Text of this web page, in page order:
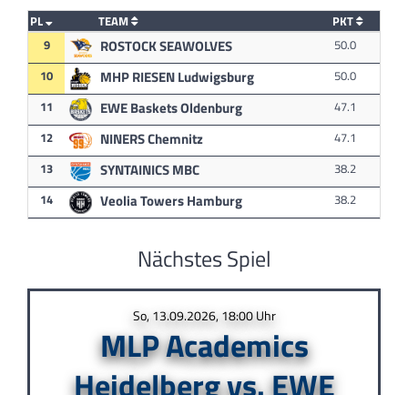
PL TEAM
PKT
9
ROSTOCK SEAWOLVES
50.0
10
MHP RIESEN Ludwigsburg
50.0
11
EWE Baskets Oldenburg
47.1
12
NINERS Chemnitz
47.1
13
SYNTAINICS MBC
38.2
14
Veolia Towers Hamburg 38.2
Nächstes Spiel
So, 13.09.2026, 18:00 Uhr
MLP Academics
Heidelberg vs. EWE